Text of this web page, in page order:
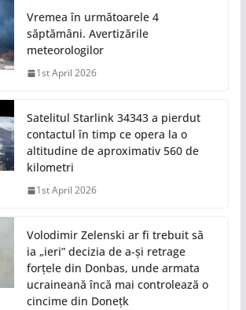
Vremea în următoarele 4
săptămâni. Avertizările
meteorologilor
1st April 2026
Satelitul Starlink 34343 a pierdut
contactul în timp ce opera la o
altitudine de aproximativ 560 de
kilometri
1st April 2026
Volodimir Zelenski ar fi trebuit să
ia „ieri” decizia de a-și retrage
forțele din Donbas, unde armata
ucraineană încă mai controlează o
cincime din Donețk